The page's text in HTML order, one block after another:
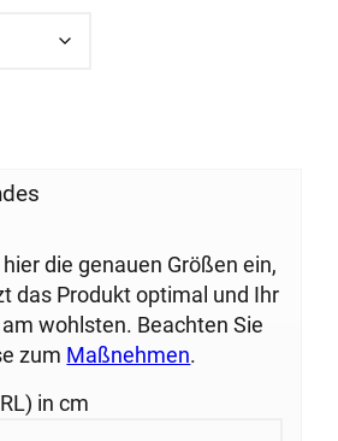
die genauen Größen ein,
das Produkt optimal und Ihr
wohlsten. Beachten Sie
zum Maßnehmen.
in cm